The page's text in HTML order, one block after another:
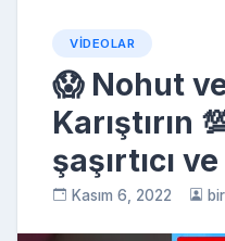
VIDEOLAR
😱 Nohut
Karıştırın
şaşırtıcı
Kasım 6, 2022 bir